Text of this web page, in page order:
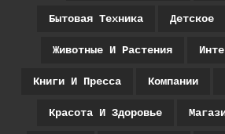
Бытовая Техника Детское
Животные И Растения
Книги И Пресса Компании
Красота И Здоровье